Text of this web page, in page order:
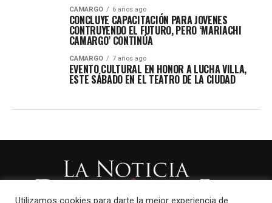
CAMARGO 6 años ago
CONCLUYE CAPACITACIÓN PARA JOVENES
CONTRUYENDO EL FUTURO, PERO ‘MARIACHI
CAMARGO’ CONTINÚA
CAMARGO 7 años ago
EVENTO CULTURAL EN HONOR A LUCHA VILLA,
ESTE SÁBADO EN EL TEATRO DE LA CIUDAD
Utilizamos cookies para darte la mejor experiencia de